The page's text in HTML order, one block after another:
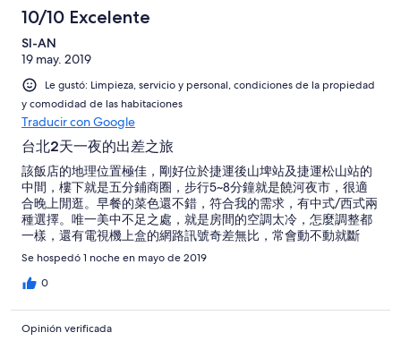
10/10 Excelente
SI-AN
19 may. 2019
Le gustó: Limpieza, servicio y personal, condiciones de la propiedad
y comodidad de las habitaciones
Traducir con Google
台北2天一夜的出差之旅
該飯店的地理位置極佳，剛好位於捷運後山埤站及捷運松山站的
中間，樓下就是五分鋪商圈，步行5~8分鐘就是饒河夜市，很適
合晚上閒逛。早餐的菜色還不錯，符合我的需求，有中式/西式兩
種選擇。唯一美中不足之處，就是房間的空調太冷，怎麼調整都
一樣，還有電視機上盒的網路訊號奇差無比，常會動不動就斷
訊，導致一整晚都不能看電視。但是下一次有機會再到台北出
差，我還是會首選這家飯店。
Se hospedó 1 noche en mayo de 2019
0
Opinión verificada